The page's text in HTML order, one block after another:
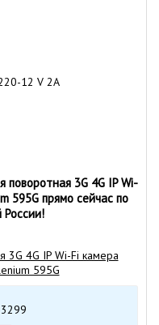
12 V 2A
поворотная 3G 4G IP Wi-
595G прямо сейчас по
России!